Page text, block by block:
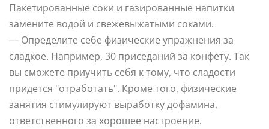
Пакетированные соки и газированные напитки
замените водой и свежевыжатыми соками.
— Определите себе физические упражнения за
сладкое. Например, 30 приседаний за конфету. Так
вы сможете приучить себя к тому, что сладости
придется "отработать". Кроме того, физические
занятия стимулируют выработку дофамина,
ответственного за хорошее настроение.